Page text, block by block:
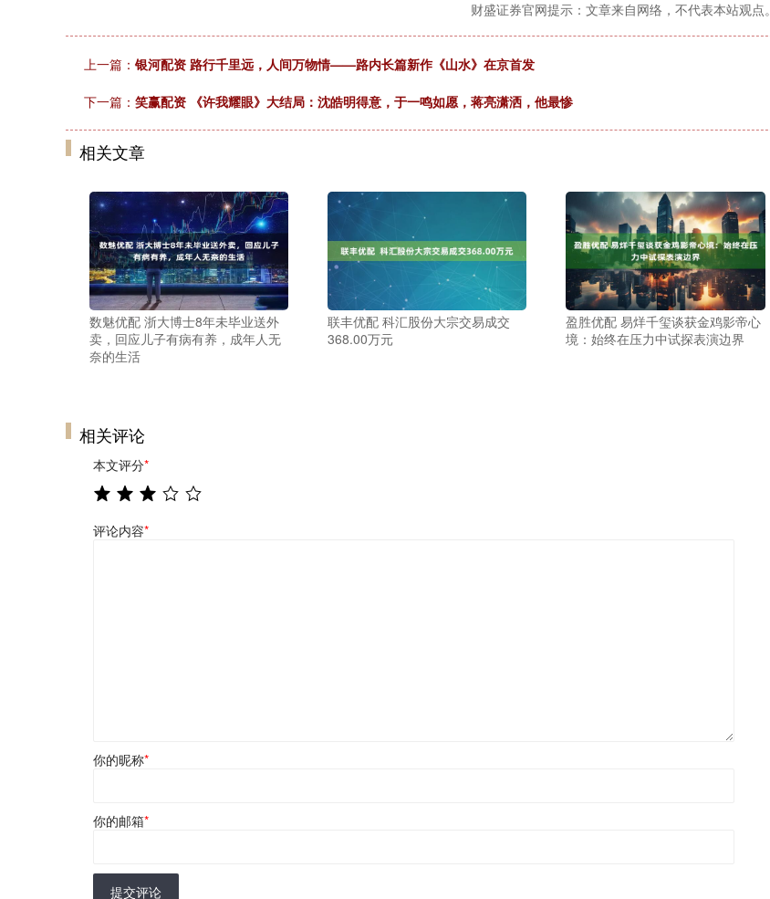
财盛证券官网提示：文章来自网络，不代表本站观点。
上一篇： 银河配资 路行千里远，人间万物情——路内长篇新作《山水》在京首发
下一篇： 笑赢配资 《许我耀眼》大结局：沈皓明得意，于一鸣如愿，蒋亮潇洒，他最惨
相关文章
数魅优配 浙大博士8年未毕业送外
卖，回应儿子有病有养，成年人无
奈的生活
联丰优配 科汇股份大宗交易成交
368.00万元
盈胜优配 易烊千玺谈获金鸡影帝心
境：始终在压力中试探表演边界
相关评论
本文评分*
评论内容*
你的昵称*
你的邮箱*
提交评论